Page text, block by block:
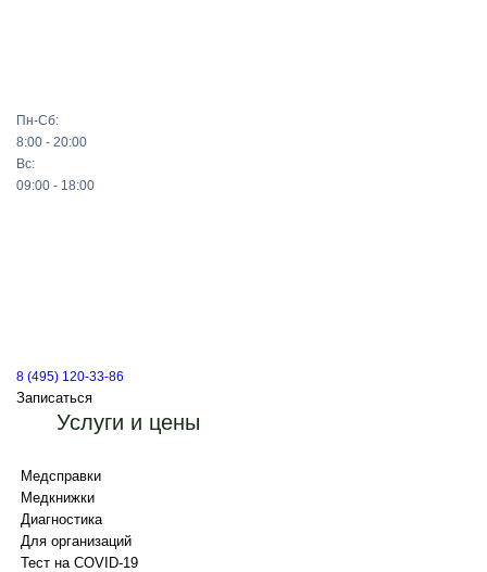
Пн-Сб:
8:00 - 20:00
Вс:
09:00 - 18:00
8 (495) 120-33-86
Записаться
Услуги и цены
Медсправки
Медкнижки
Диагностика
Для организаций
Тест на COVID-19